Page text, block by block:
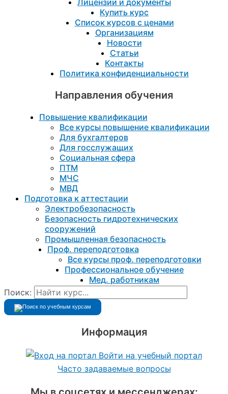
Лицензии и документы
Купить курс
Список курсов с ценами
Организациям
Новости
Статьи
Контакты
Политика конфиденциальности
Направления обучения
Повышение квалификации
Все курсы повышение квалификации
Для бухгалтеров
Для госслужащих
Социальная сфера
ПТМ
МЧС
МВД
Подготовка к aттестации
Электробезопасность
Безопасность гидротехнических
сооружений
Промышленная безопасность
Проф. переподготовка
Все курсы проф. переподготовки
Профессиональное обучение
Мед. работникам
Поиск:
Информация
Войти на учебный портал
Часто задаваемые вопросы